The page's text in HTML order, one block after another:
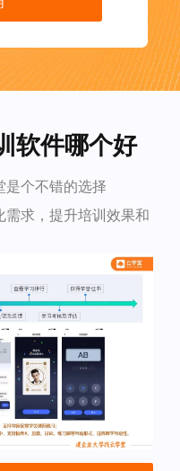
软件哪个好
是个不错的选择
求，提升培训效果和